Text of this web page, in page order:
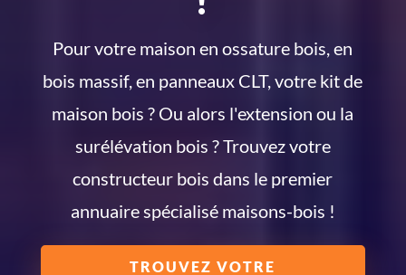
Pour votre maison en ossature bois, en
bois massif, en panneaux CLT, votre kit de
maison bois ? Ou alors l'extension ou la
surélévation bois ? Trouvez votre
constructeur bois dans le premier
annuaire spécialisé maisons-bois !
TROUVEZ VOTRE